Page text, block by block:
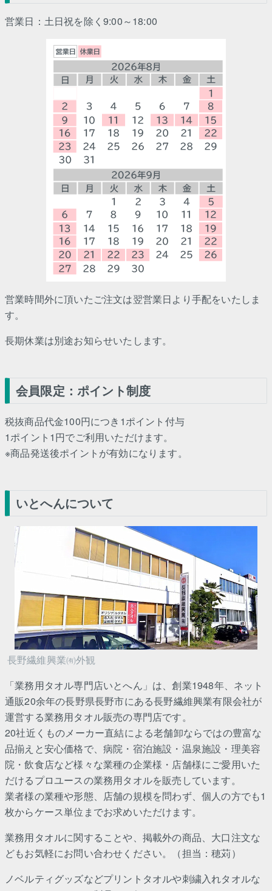
営業日：土日祝を除く9:00～18:00
営業時間外に頂いたご注文は翌営業日より手配をいたしま
す。
長期休業は別途お知らせいたします。
会員限定：ポイント制度
税抜商品代金100円につき1ポイント付与
1ポイント1円でご利用いただけます。
※商品発送後ポイントが有効になります。
いとへんについて
長野繊維興業㈲外観
「業務用タオル専門店いとへん」は、創業1948年、ネット
通販20余年の長野県長野市にある長野繊維興業有限会社が
運営する業務用タオル販売の専門店です。
20社近くものメーカー直結による老舗卸ならではの豊富な
品揃えと安心価格で、病院・宿泊施設・温泉施設・理美容
院・飲食店など様々な業種の企業様・店舗様にご愛用いた
だけるプロユースの業務用タオルを販売しています。
業者様の業種や形態、店舗の規模を問わず、個人の方でも1
枚からケース単位までお求めいただけます。
業務用タオルに関することや、掲載外の商品、大口注文な
どもお気軽にお問い合わせください。（担当：穂苅）
ノベルティグッズなどプリントタオルや刺繍入れタオルな